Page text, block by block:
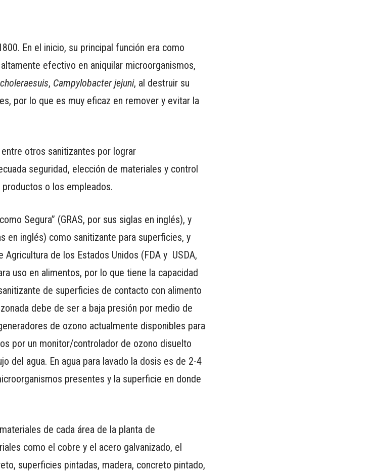
En el inicio, su principal función era como
efectivo en aniquilar microorganismos,
, Campylobacter jejuni, al destruir su
por lo que es muy eficaz en remover y evitar la
otros sanitizantes por lograr
seguridad, elección de materiales y control
o los empleados.
Segura” (GRAS, por sus siglas en inglés), y
en inglés) como sanitizante para superficies, y
de los Estados Unidos (FDA y USDA,
uso en alimentos, por lo que tiene la capacidad
de superficies de contacto con alimento
debe de ser a baja presión por medio de
de ozono actualmente disponibles para
por un monitor/controlador de ozono disuelto
del agua. En agua para lavado la dosis es de 2-4
presentes y la superficie en donde
de cada área de la planta de
como el cobre y el acero galvanizado, el
superficies pintadas, madera, concreto pintado,